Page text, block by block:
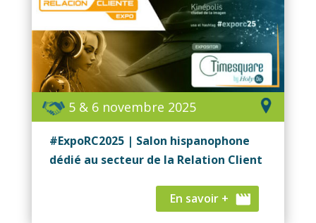
5 & 6 novembre 2025
#ExpoRC2025 | Salon hispanophone
dédié au secteur de la Relation Client
En savoir +